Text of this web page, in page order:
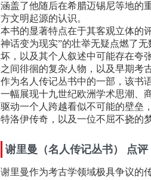
涵盖了他随后在希腊迈锡尼等地的
方文明起源的认识。
本书的显著特点在于其客观立体的
神话变为现实”的壮举无疑点燃了
坏，以及其个人叙述中可能存在夸
之间徘徊的复杂人物，以及早期考
作为名人传记丛书中的一部，该书
一幅展现十九世纪欧洲学术思潮、
驱动一个人跨越看似不可能的壁垒
特洛伊传奇，以及一位不屈不挠的
谢里曼（名人传记丛书） 点评
谢里曼作为考古学领域极具争议的